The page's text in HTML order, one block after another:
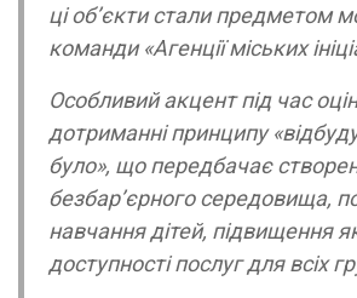
ці об’єкти стали предметом
команди «Агенції міських
Особливий акцент під час
дотриманні принципу
було», що передбачає
безбар’єрного середовища,
навчання дітей, підвищення
доступності послуг для всіх